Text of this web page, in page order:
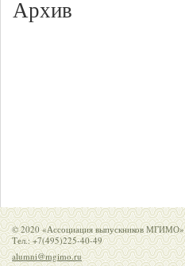
Архив
© 2020 «Ассоциация выпускников МГИМО»
Тел.: +7(495)225-40-49
alumni@mgimo.ru